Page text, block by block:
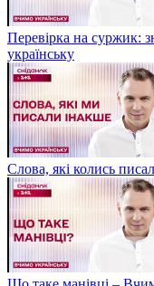
Перевірка на суржик:
українську
Слова, які колись